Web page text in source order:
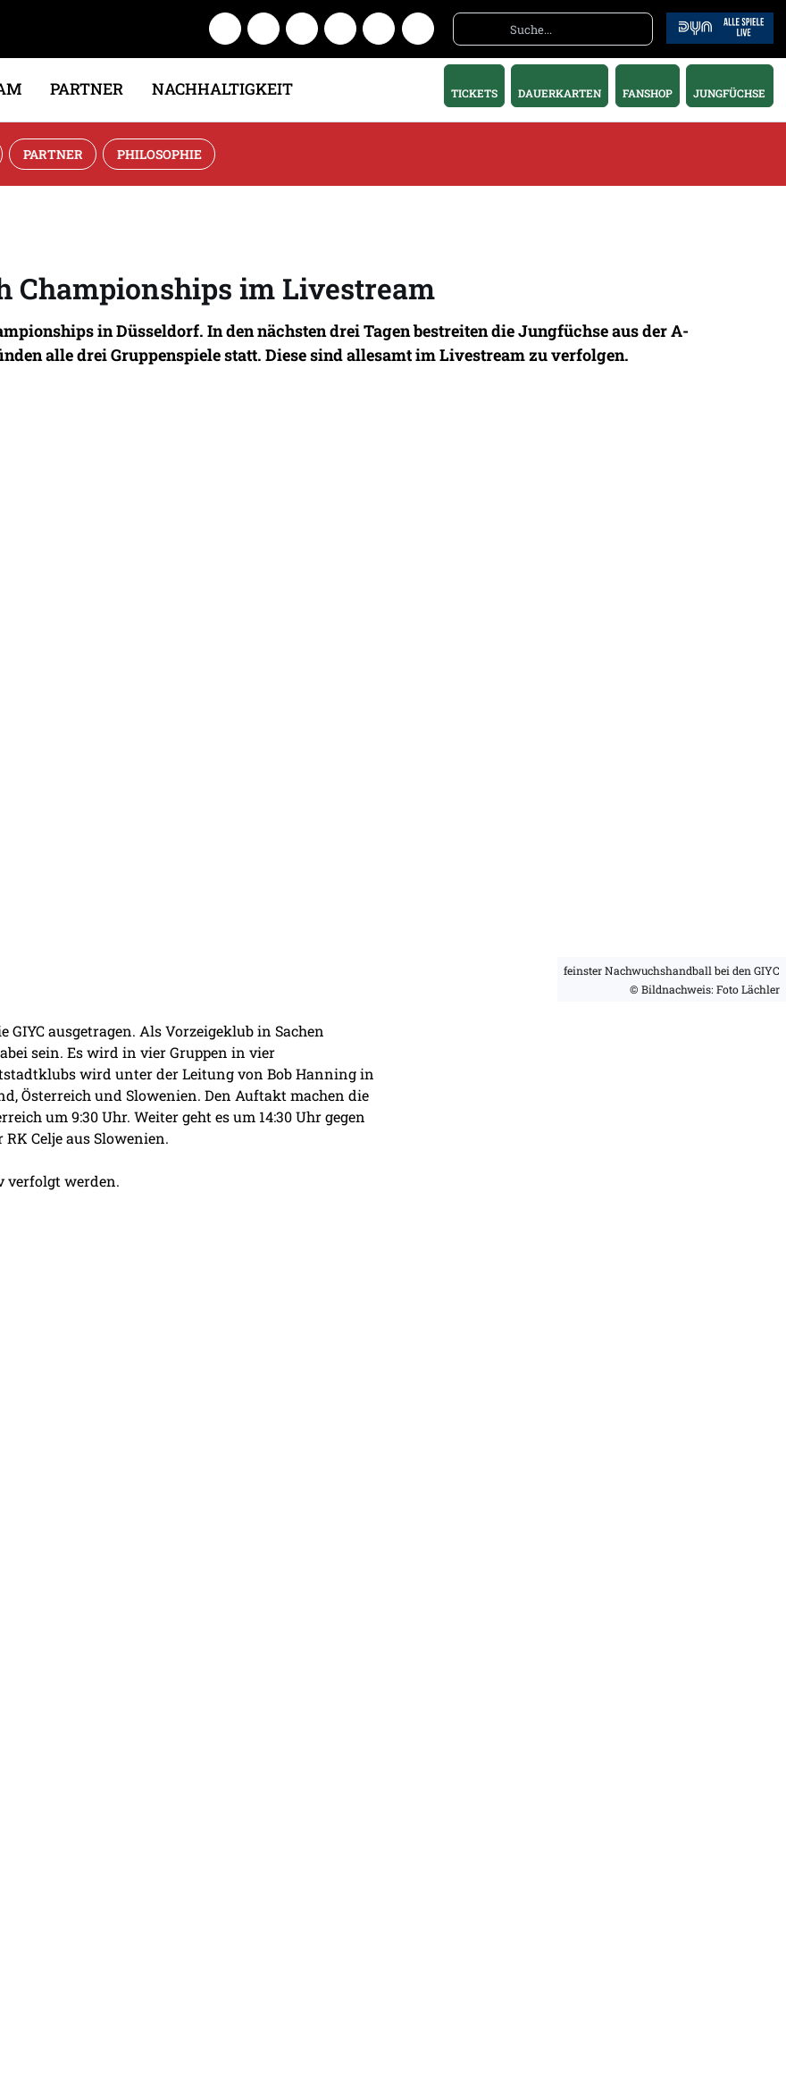
PARTNER NACHHALTIGKEIT TICKETS DAUERKARTEN FANSHOP JUNGFÜCHSE
PARTNER PHILOSOPHIE
Championships im Livestream
in Düsseldorf. In den nächsten drei Tagen bestreiten die Jungfüchse aus der A-
alle drei Gruppenspiele statt. Diese sind allesamt im Livestream zu verfolgen.
feinster Nachwuchshandball bei den GIYC
© Bildnachweis: Foto Lächler
ausgetragen. Als Vorzeigeklub in Sachen
sein. Es wird in vier Gruppen in vier
wird unter der Leitung von Bob Hanning in
Österreich und Slowenien. Den Auftakt machen die
um 9:30 Uhr. Weiter geht es um 14:30 Uhr gegen
Celje aus Slowenien.
verfolgt werden.